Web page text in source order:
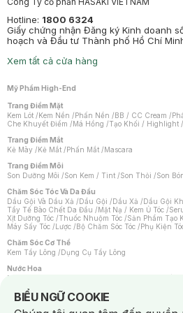
Hotline: 1800 6324
Giấy chứng nhận Đăng ký Kinh doanh
hoạch và Đầu tư Thành phố Hồ Chí
Xem tất cả cửa hàng
Mỹ Phẩm High-End
Trang Điểm Mặt
Kem Lót /Kem Nền /Phấn Nền /BB / CC Cream /
Che Khuyết Điểm /Má Hồng /Tạo Khối / Highlight /
Trang Điểm Mắt
Kẻ Mày /Kẻ Mắt /Phấn Mắt /Mascara
Trang Điểm Môi
Son Dưỡng Môi /Son Kem / Tint /Son Thỏi /Son
Chăm Sóc Tóc Và Da Đầu
Dầu Gội Và Dầu Xả /Dầu Gội /Dầu Xả /Dầu Gội
Tẩy Tế Bào Chết Da Đầu /Mặt Nạ / Kem Ủ Tóc /
Xịt Dưỡng Tóc /Thuốc Nhuộm Tóc /Sản Phẩm Tạo
Máy Sấy Tóc /Lược /Bộ Chăm Sóc Tóc /Phụ Kiện
Chăm Sóc Cơ Thể
Kem Tẩy Lông /Dụng Cụ Tẩy Lông
Nước Hoa
Nước Hoa Nữ
Chăm Sóc Cá Nhân
BIỂU NGỮ COOKIE
Notice about cookies usage